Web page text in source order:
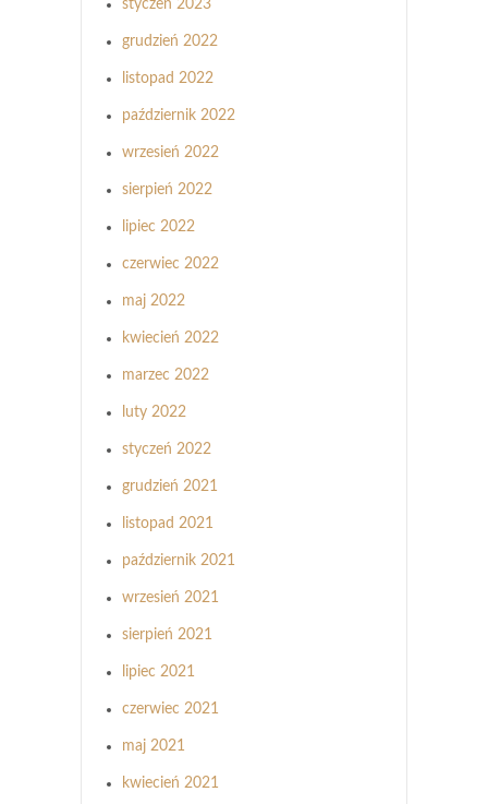
styczeń 2023
grudzień 2022
listopad 2022
październik 2022
wrzesień 2022
sierpień 2022
lipiec 2022
czerwiec 2022
maj 2022
kwiecień 2022
marzec 2022
luty 2022
styczeń 2022
grudzień 2021
listopad 2021
październik 2021
wrzesień 2021
sierpień 2021
lipiec 2021
czerwiec 2021
maj 2021
kwiecień 2021